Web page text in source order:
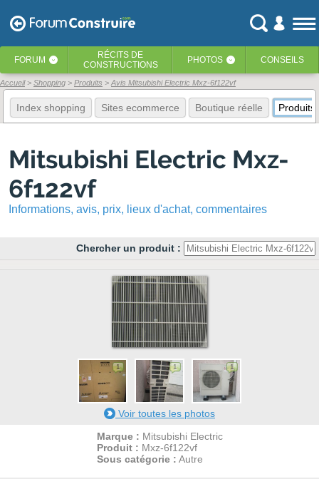
FORUM ‹ RÉCITS DE
CONSTRUCTIONS
PHOTOS ‹ CONSEILS
Accueil Shopping Produits Avis Mitsubishi Electric Mxz-6f122vf
Index shopping Sites ecommerce Boutique réelle Produits
Mitsubishi Electric Mxz-
6f122vf
Informations, avis, prix, lieux d'achat, commentaires
Chercher un produit :
1 1 1
Voir toutes les photos
Marque : Mitsubishi Electric
Produit : Mxz-6f122vf
Sous catégorie : Autre